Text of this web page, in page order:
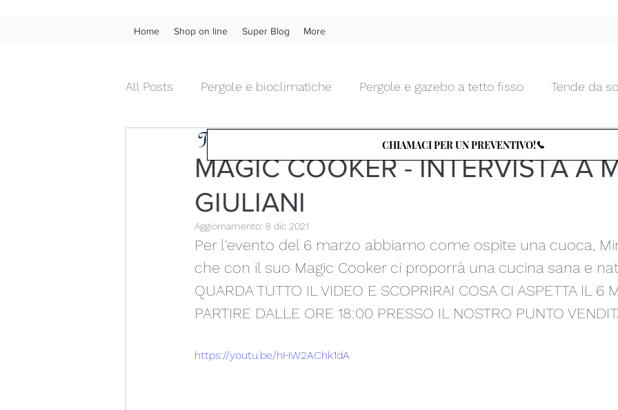
Home Shop on line Super Blog More
All Posts Pergole e bioclimatiche Pergole e gazebo a tetto fisso Tende da
Tende da interno diritte Tende da interno morbide Tende da interno
Chiusure da esterni in pvc
Fonoassorbenza acustica Arte e Design Tende d'artista TENDENZA
Frangivista Vele Cucine e BBQ
MAGIC COOKER - INTERVISTA A
GIULIANI
Tempo di lettura: 1 min
Aggiornamento: 8 dic 2021
Per l'evento del 6 marzo abbiamo come ospite una cuoca,
che con il suo Magic Cooker ci proporrà una cucina sana e
QUARDA TUTTO IL VIDEO E SCOPRIRAI COSA CI ASPETTA IL 6
PARTIRE DALLE ORE 18:00 PRESSO IL NOSTRO PUNTO
https://youtu.be/hHW2AChk1dA
CHIAMACI PER UN PREVENTIVO!